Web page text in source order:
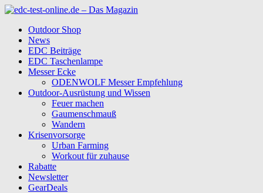
Outdoor Shop
News
EDC Beiträge
EDC Taschenlampe
Messer Ecke
ODENWOLF Messer Empfehlung
Outdoor-Ausrüstung und Wissen
Feuer machen
Gaumenschmauß
Wandern
Krisenvorsorge
Urban Farming
Workout für zuhause
Rabatte
Newsletter
GearDeals